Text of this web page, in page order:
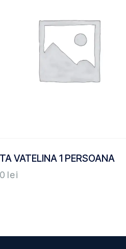
VATELINA 1 PERSOANA
lei